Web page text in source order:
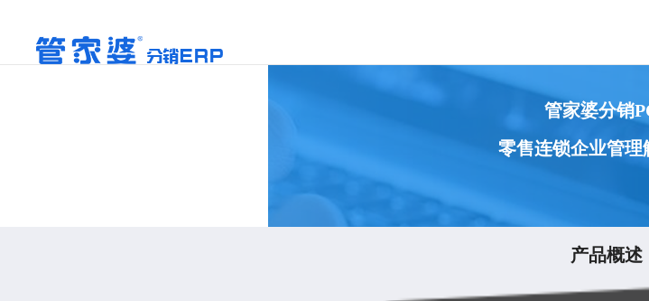
管家婆分销
零售连锁企业管理
产品概述